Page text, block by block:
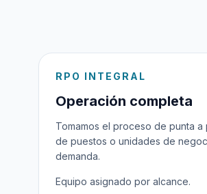
RPO INTEGRAL
Operación completa
Tomamos el proceso de punta a
de puestos o unidades de
demanda.
Equipo asignado por alcance.